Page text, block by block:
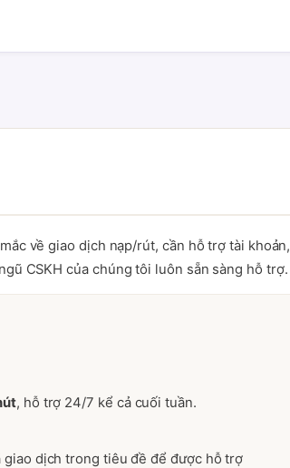
về giao dịch nạp/rút, cần hỗ trợ tài khoản,
CSKH của chúng tôi luôn sẵn sàng hỗ trợ.
, hỗ trợ 24/7 kể cả cuối tuần.
giao dịch trong tiêu đề để được hỗ trợ